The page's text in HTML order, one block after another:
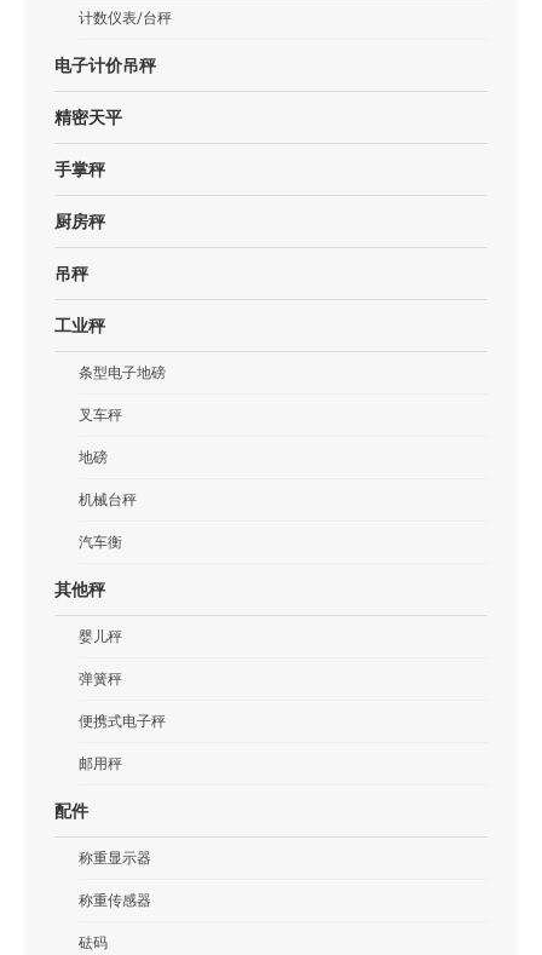
计数仪表/台秤
电子计价吊秤
精密天平
手掌秤
厨房秤
吊秤
工业秤
条型电子地磅
叉车秤
地磅
机械台秤
汽车衡
其他秤
婴儿秤
弹簧秤
便携式电子秤
邮用秤
配件
称重显示器
称重传感器
砝码